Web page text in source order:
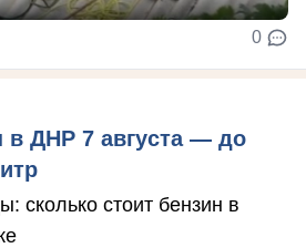
0
в ДНР 7 августа — до
сколько стоит бензин в